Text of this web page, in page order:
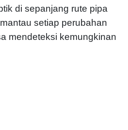
di sepanjang rute pipa
setiap perubahan
mendeteksi kemungkinan